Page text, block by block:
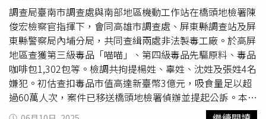
調查局臺南市調查處與南部地區機動工作站在橋頭地檢署陳
俊宏檢察官指揮下，會同高雄市調查處、屏東縣調查站及屏
東縣警察局內埔分局，共同查緝兩處非法製毒工廠。於高屏
地區查獲第三級毒品「喵喵」、第四級毒品先驅原料、毒品
咖啡包1,302包等。檢調共拘提楊姓、辜姓、沈姓及張姓4名
嫌犯。初估查扣毒品市值高達新臺幣3億元，吸食量足以超
過60萬人次，案件已移送橋頭地檢署偵辦並提起公訴。本案
起於2024年間，臺南市處與南機站掌握楊嫌等人購買製毒